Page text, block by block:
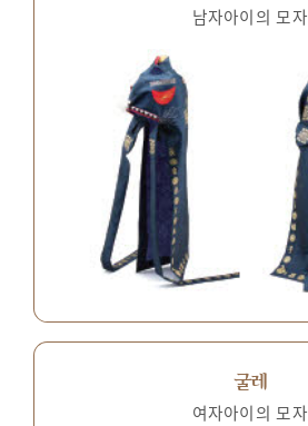
남자아이의 모자
굴레
여자아이의 모자